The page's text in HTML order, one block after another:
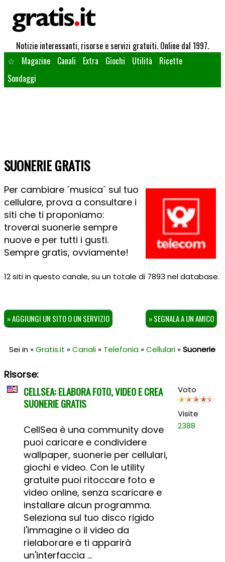
Notizie interessanti, risorse e servizi gratuiti. Online dal 1997.
☆
Magazine Canali Extra Giochi Utilità
Ricette
Sondaggi
SUONERIE GRATIS
Per cambiare ´musica´ sul tuo
cellulare, prova a consultare i
siti che ti proponiamo:
troverai suonerie sempre
nuove e per tutti i gusti.
Sempre gratis, ovviamente!
12 siti in questo canale, su un totale di 7893 nel database.
» AGGIUNGI UN SITO O UN SERVIZIO » SEGNALA A UN AMICO
Sei in »Gratis.it »Canali » Telefonia »Cellulari »Suonerie
Risorse:
CELLSEA: ELABORA FOTO, VIDEO E CREA
SUONERIE GRATIS
CellSea è una community dove
puoi caricare e condividere
wallpaper, suonerie per cellulari,
giochi e video. Con le utility
gratuite puoi ritoccare foto e
video online, senza scaricare e
installare alcun programma.
Seleziona sul tuo disco rigido
l'immagine o il video da
rielaborare e ti apparirà
un'interfaccia ...
Voto
Visite
2388